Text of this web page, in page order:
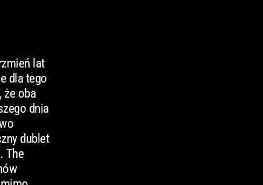
lat
dla tego
że oba
dnia
dublet
The